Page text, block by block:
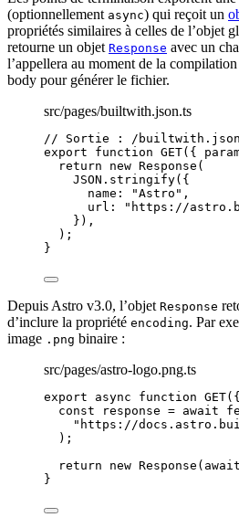
(optionnellement async) qui reçoit un
propriétés similaires à celles de l’objet
retourne un objet Response avec un
l’appellera au moment de la
body pour générer le fichier.
src/pages/builtwith.json.ts
// Sortie : /builtwith.json
export
function GET( {
return
new Response (
JSON . stringify({
name:
"Astro " ,
url:
" https://
}) ,
);
}
Depuis Astro v3.0, l’objet Response
d’inclure la propriété encoding. Par
image .png binaire :
src/pages/astro-logo.png.ts
export async function GET(
const
response = await
" https://
);
return
new Response ( await
}